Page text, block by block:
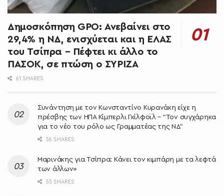
Δημοσκόπηση GPO: Ανεβαίνει στο
29,4% η ΝΔ, ενισχύεται και η ΕΛΑΣ
του Τσίπρα – Πέφτει κι άλλο το
ΠΑΣΟΚ, σε πτώση ο ΣΥΡΙΖΑ
61 SHARES
Συνάντηση με τον Κωνσταντίνο Κυρανάκη είχε η
πρέσβης των ΗΠΑ Κίμπερλι Γκίλφοϊλ – “Τον συγχάρηκα
για το νέο του ρόλο ως Γραμματέας της ΝΔ”
56 SHARES
Μαρινάκης για Τσίπρα: Κάνει τον κιμπάρη με τα λεφτά
των άλλων»
55 SHARES